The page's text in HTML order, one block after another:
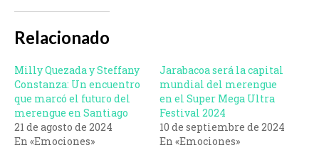
Relacionado
Milly Quezada y Steffany
Constanza: Un encuentro
que marcó el futuro del
merengue en Santiago
21 de agosto de 2024
En «Emociones»
Jarabacoa será la capital
mundial del merengue
en el Super Mega Ultra
Festival 2024
10 de septiembre de 2024
En «Emociones»